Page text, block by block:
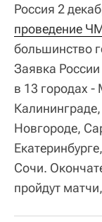
Россия 2
проведение
большинство
Заявка
в 13 городах -
Новгороде,
Сочи.
пройдут